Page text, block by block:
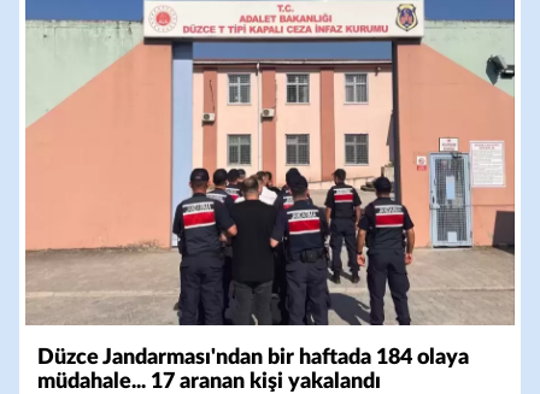
Düzce Jandarması'ndan bir haftada 184 olaya
müdahale... 17 aranan kişi yakalandı